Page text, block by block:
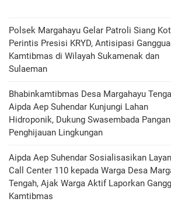
Polsek Margahayu Gelar Patroli Siang
Perintis Presisi KRYD, Antisipasi
Kamtibmas di Wilayah Sukamenak dan
Sulaeman
Bhabinkamtibmas Desa Margahayu
Aipda Aep Suhendar Kunjungi Lahan
Hidroponik, Dukung Swasembada
Penghijauan Lingkungan
Aipda Aep Suhendar Sosialisasikan
Call Center 110 kepada Warga Desa
Tengah, Ajak Warga Aktif Laporkan
Kamtibmas